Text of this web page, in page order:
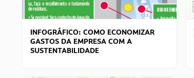
INFOGRÁFICO: COMO ECONOMIZAR
GASTOS DA EMPRESA COM A
SUSTENTABILIDADE